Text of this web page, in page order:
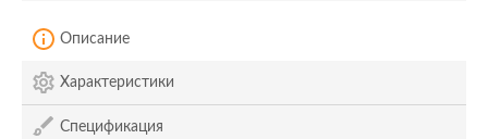
Описание
Характеристики
Спецификация